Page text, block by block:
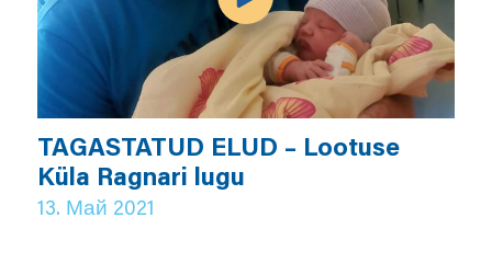
TAGASTATUD ELUD – Lootuse
Küla Ragnari lugu
13. Май 2021